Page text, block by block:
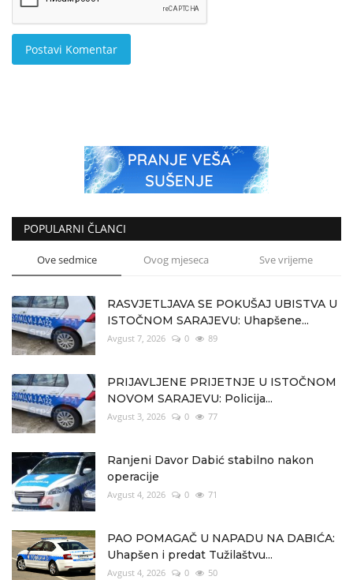
Postavi Komentar
POPULARNI ČLANCI
Ove sedmice Ovog mjeseca Sve vrijeme
RASVJETLJAVA SE POKUŠAJ UBISTVA U
ISTOČNOM SARAJEVU: Uhapšene...
Avgust 7, 2026 0 89
PRIJAVLJENE PRIJETNJE U ISTOČNOM
NOVOM SARAJEVU: Policija...
Avgust 3, 2026 0 77
Ranjeni Davor Dabić stabilno nakon
operacije
Avgust 4, 2026 0 71
PAO POMAGAČ U NAPADU NA DABIĆA:
Uhapšen i predat Tužilaštvu...
Avgust 4, 2026 0 50